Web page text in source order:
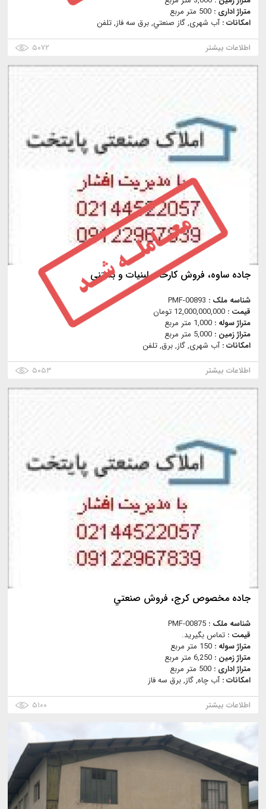
متراژ اداری : 500 متر مربع
امکانات :آب شهری, گاز صنعتي, برق سه فاز, تلفن
اطلاعات بیشتر
۵۰۷۲
جاده ساوه، فروش كارخانه لبنيات و بستني
شناسه ملک : PMF-00893
قیمت : 12,000,000,000 تومان
متراژ سوله : 1,000 متر مربع
متراژ زمین : 5,000 متر مربع
امکانات :آب شهری, گاز, برق, تلفن
اطلاعات بیشتر
۵۰۵۳
جاده مخصوص كرج، فروش صنعتي
شناسه ملک : PMF-00875
قیمت : تماس بگیرید.
متراژ سوله : 150 متر مربع
متراژ زمین : 6,250 متر مربع
متراژ اداری : 500 متر مربع
امکانات :آب چاه, گاز, برق سه فاز
اطلاعات بیشتر
۵۱۰۰